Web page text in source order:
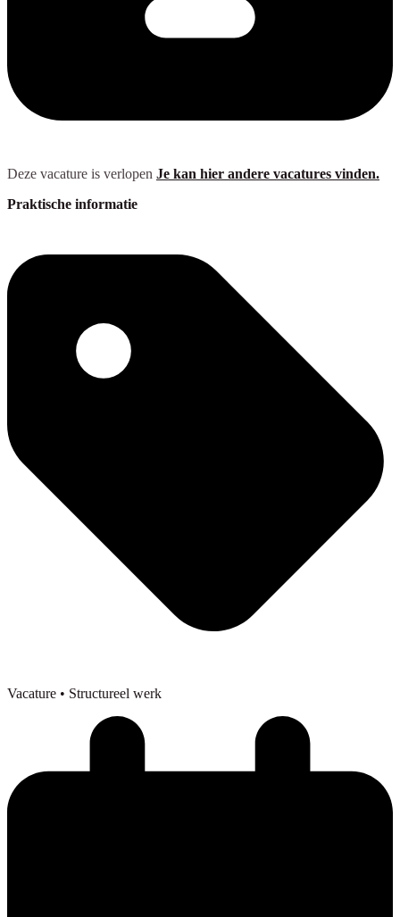
Deze vacature is verlopen Je kan hier andere vacatures vinden.
Praktische informatie
Vacature • Structureel werk